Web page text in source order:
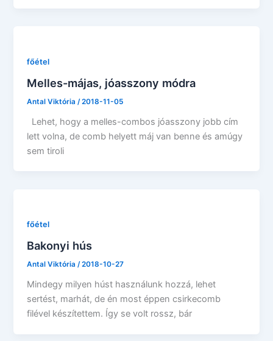
főétel
Melles-májas, jóasszony módra
Antal Viktória /2018-11-05
Lehet, hogy a melles-combos jóasszony jobb cím
lett volna, de comb helyett máj van benne és amúgy
sem tiroli
főétel
Bakonyi hús
Antal Viktória/2018-10-27
Mindegy milyen húst használunk hozzá, lehet
sertést, marhát, de én most éppen csirkecomb
filével készítettem. Így se volt rossz, bár